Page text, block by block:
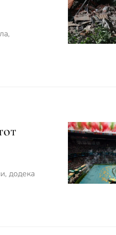
додека